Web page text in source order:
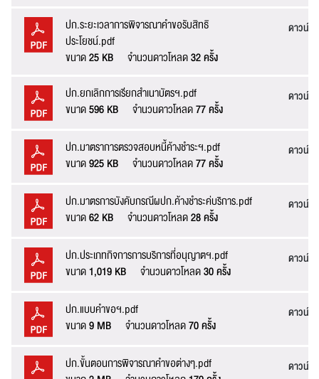
ปก.ระยะเวลาการพิจารณาคำขอรับสิทธิ
ประโยชน์.pdf
ขนาด25 KB จำนวนดาวโหลด32 ครั้ง
ดาวน์โ
ปก.ยกเลิกการเรียกสำเนาบัตรฯ.pdf
ขนาด596 KB จำนวนดาวโหลด77 ครั้ง
ดาวน์โ
ปก.มาตราการตรวจสอบหนี้ค้างชำระฯ.pdf
ขนาด925 KB จำนวนดาวโหลด77 ครั้ง
ดาวน์โ
ปก.มาตรการบังคับกรณีผปก.ค้างชำระค่บริการ.pdf
ขนาด62 KB จำนวนดาวโหลด28 ครั้ง
ดาวน์โ
ปก.ประเภทกิจการการบริการที่อนุญาตฯ.pdf
ขนาด1,019 KB จำนวนดาวโหลด30 ครั้ง
ดาวน์โ
ปก.แบบคำขอฯ.pdf
ขนาด9 MB จำนวนดาวโหลด70 ครั้ง
ดาวน์โ
ปก.ขั้นตอนการพิจารณาคำขอต่างๆ.pdf
ดาวน์โ
แจ้งไฟล์เสีย
หัวข้อเรื่อง :